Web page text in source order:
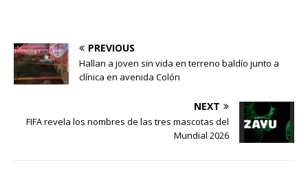
PREVIOUS
Hallan a joven sin vida en terreno baldío junto a
clínica en avenida Colón
NEXT
FIFA revela los nombres de las tres mascotas del
Mundial 2026